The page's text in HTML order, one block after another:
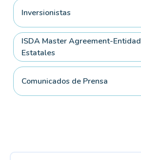
Inversionistas
ISDA Master Agreement-
Estatales
Comunicados de Prensa